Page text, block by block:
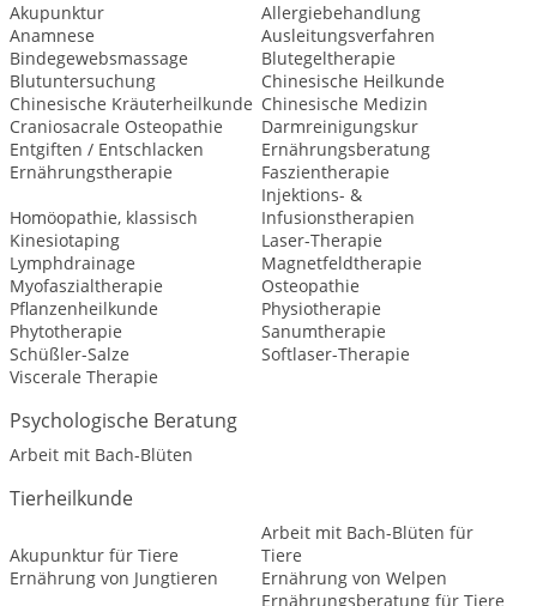
Akupunktur
Allergiebehandlung
Anamnese
Ausleitungsverfahren
Bindegewebsmassage
Blutegeltherapie
Blutuntersuchung
Chinesische Heilkunde
Chinesische Kräuterheilkunde Chinesische Medizin
Craniosacrale Osteopathie
Darmreinigungskur
Entgiften / Entschlacken
Ernährungsberatung
Ernährungstherapie
Faszientherapie
Homöopathie, klassisch
Injektions- &
Infusionstherapien
Kinesiotaping
Laser-Therapie
Lymphdrainage
Magnetfeldtherapie
Myofaszialtherapie
Osteopathie
Pflanzenheilkunde
Physiotherapie
Phytotherapie
Sanumtherapie
Schüßler-Salze
Softlaser-Therapie
Viscerale Therapie
Psychologische Beratung
Arbeit mit Bach-Blüten
Tierheilkunde
Akupunktur für Tiere
Arbeit mit Bach-Blüten für
Tiere
Ernährung von Jungtieren
Ernährung von Welpen
Ernährungsberatung für Tiere